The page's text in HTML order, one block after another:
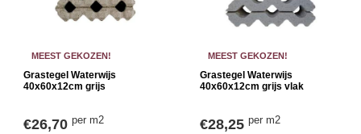
MEEST GEKOZEN!
Grastegel Waterwijs
40x60x12cm grijs
€26,70 per m2
MEEST GEKOZEN!
Grastegel Waterwijs
40x60x12cm grijs vlak
€28,25per m2